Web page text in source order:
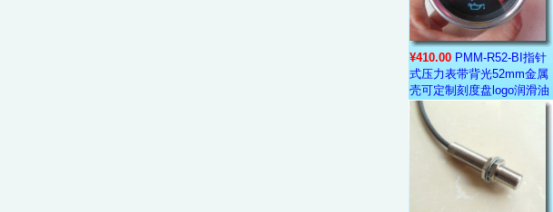
¥410.00 PMM-R52-BI指针
式压力表带背光52mm金属
壳可定制刻度盘logo润滑油